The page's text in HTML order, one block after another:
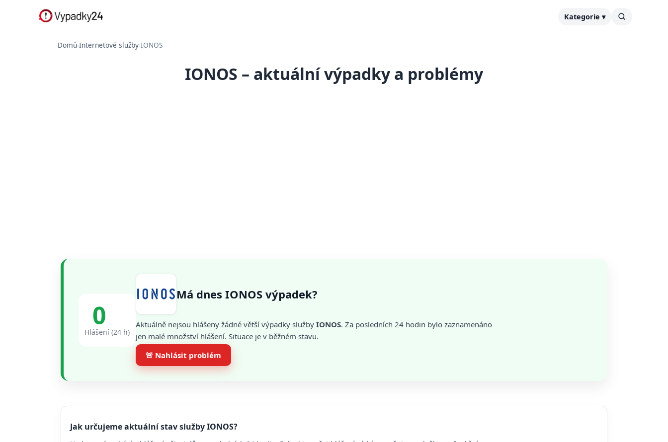
Kategorie ▾
Domů›Internetové služby›IONOS
IONOS – aktuální výpadky a problémy
0
Hlášení (24 h)
Má dnes IONOS výpadek?
Aktuálně nejsou hlášeny žádné větší výpadky služby IONOS. Za posledních 24 hodin bylo zaznamenáno
jen malé množství hlášení. Situace je v běžném stavu.
🚨 Nahlásit problém
Jak určujeme aktuální stav služby IONOS?